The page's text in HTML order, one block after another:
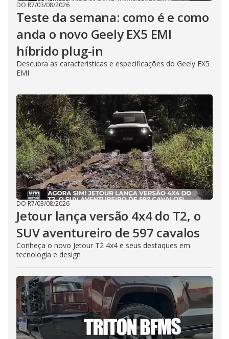
DO R7/03/08/2026
Teste da semana: como é e como
anda o novo Geely EX5 EMI
híbrido plug-in
Descubra as características e especificações do Geely EX5
EMI
DO R7/03/08/2026
Jetour lança versão 4x4 do T2, o
SUV aventureiro de 597 cavalos
Conheça o novo Jetour T2 4x4 e seus destaques em
tecnologia e design